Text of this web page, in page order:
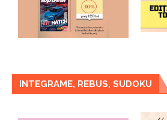
INTEGRAME, REBUS, SUDOKU